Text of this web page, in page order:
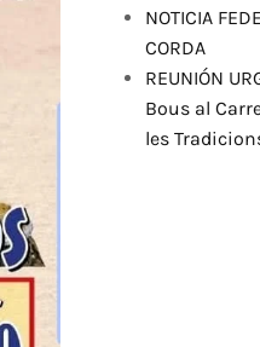
NOTICIA
CORDA
REUNIÓN
Bous al
les